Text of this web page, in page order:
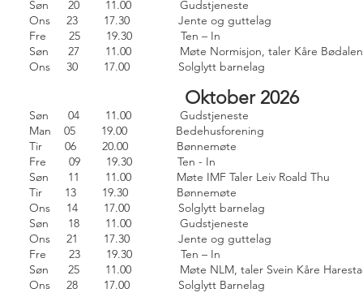
Søn 20 11.00 Gudstjeneste
Ons 23 17.30 Jente og guttelag
Fre 25 19.30 Ten – In
Søn 27 11.00 Møte Normisjon, taler Kåre
Ons 30 17.00 Solglytt barnelag
Oktober 2026
Søn 04 11.00 Gudstjeneste
Man 05 19.00 Bedehusforening
Tir 06 20.00 Bønnemøte
Fre 09 19.30 Ten - In
Søn 11 11.00 Møte IMF Taler Leiv Roald Thu
Tir 13 19.30 Bønnemøte
Ons 14 17.00 Solglytt barnelag
Søn 18 11.00 Gudstjeneste
Ons 21 17.30 Jente og guttelag
Fre 23 19.30 Ten – In
Søn 25 11.00 Møte NLM, taler Svein Kåre
Ons 28 17.00 Solglytt Barnelag